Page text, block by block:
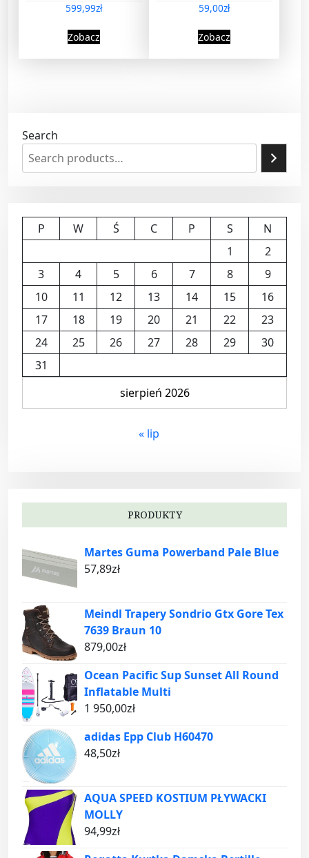
599,99zł
Zobacz
59,00zł
Zobacz
Search
sierpień 2026
P W Ś C P S
N
1
2
3
4 5 6 7 8
9
10
11 12 13 14 15
16
17
18 19 20 21 22
23
24
25 26 27 28 29
30
31
« lip
PRODUKTY
Martes Guma Powerband Pale Blue
57,89zł
Meindl Trapery Sondrio Gtx Gore Tex
7639 Braun 10
879,00zł
Ocean Pacific Sup Sunset All Round
Inflatable Multi
1 950,00zł
adidas Epp Club H60470
48,50zł
AQUA SPEED KOSTIUM PŁYWACKI
MOLLY
94,99zł